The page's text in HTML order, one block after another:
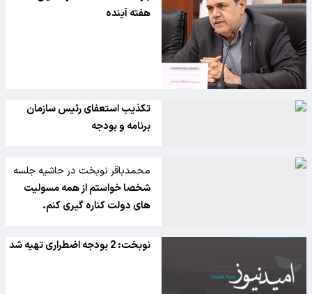
هفته آینده
تکذیب استعفای رئیس سازمان
برنامه و بودجه
محمدباقر نوبخت در حاشیه جلسه
هیات دولت :
شخصا خواستم از همه مسولیت
های دولت کناره گیری کنم.
نوبخت: 2 بودجه اضطراری تهیه شد